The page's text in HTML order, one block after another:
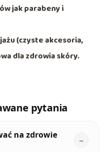
jak parabeny i
(czyste akcesoria,
dla zdrowia skóry.
pytania
na zdrowie